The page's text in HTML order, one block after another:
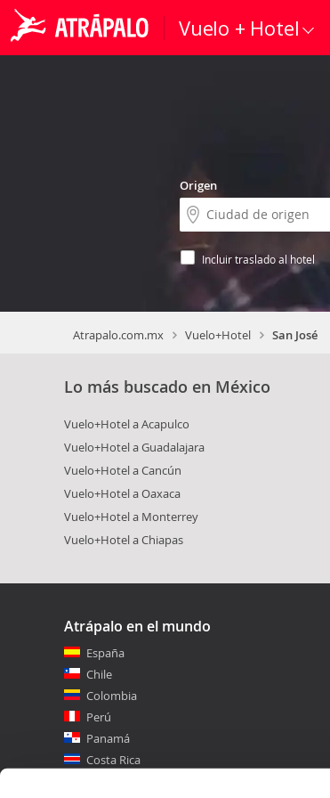
Vuelo + Hotel
Origen
Incluir traslado al hotel
Atrapalo.com.mx Vuelo+Hotel San José
Lo más buscado en México
Vuelo+Hotel a Acapulco
Vuelo+Hotel a Guadalajara
Vuelo+Hotel a Cancún
Vuelo+Hotel a Oaxaca
Vuelo+Hotel a Monterrey
Vuelo+Hotel a Chiapas
Atrápalo en el mundo
España
Chile
Colombia
Perú
Panamá
Costa Rica